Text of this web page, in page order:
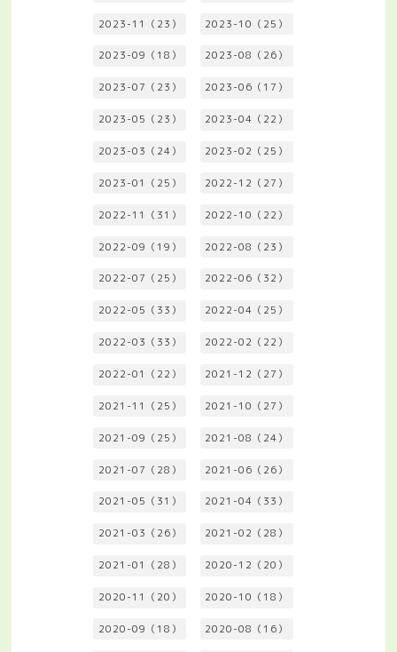
2023-11（23） 2023-10（25）
2023-09（18） 2023-08（26）
2023-07（23） 2023-06（17）
2023-05（23） 2023-04（22）
2023-03（24） 2023-02（25）
2023-01（25） 2022-12（27）
2022-11（31） 2022-10（22）
2022-09（19） 2022-08（23）
2022-07（25） 2022-06（32）
2022-05（33） 2022-04（25）
2022-03（33） 2022-02（22）
2022-01（22） 2021-12（27）
2021-11（25） 2021-10（27）
2021-09（25） 2021-08（24）
2021-07（28） 2021-06（26）
2021-05（31） 2021-04（33）
2021-03（26） 2021-02（28）
2021-01（28） 2020-12（20）
2020-11（20） 2020-10（18）
2020-09（18） 2020-08（16）